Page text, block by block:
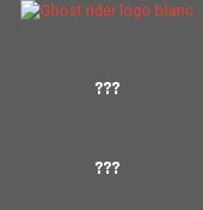
???
???